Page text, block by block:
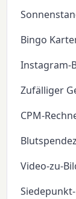
Bingo
Instagram-
Zufälliger
CPM-
Video-zu-